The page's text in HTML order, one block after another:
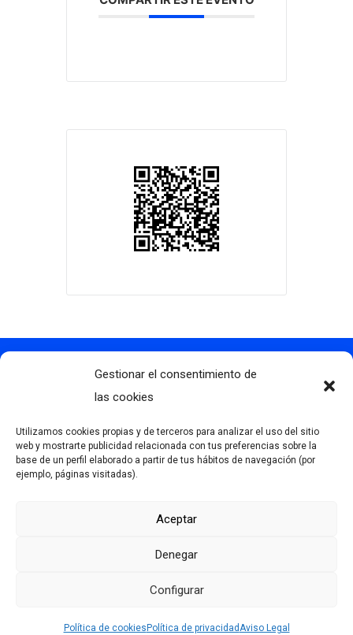
Gestionar el consentimiento de
las cookies
Utilizamos cookies propias y de terceros para analizar el uso del sitio
web y mostrarte publicidad relacionada con tus preferencias sobre la
base de un perfil elaborado a partir de tus hábitos de navegación (por
ejemplo, páginas visitadas).
Aceptar
Denegar
Configurar
Política de cookies Política de privacidadAviso Legal
Contacto
info@clubdegolflascaldas.com
681 163 108
La Premaña s/n, 33174, Oviedo, España
Política de cookies (UE)